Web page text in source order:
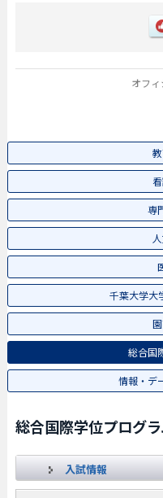
オフ
専
千葉大学
総合国
情報・デ
総合国際学位プログ
入試情報